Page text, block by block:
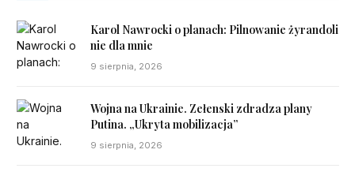
Karol Nawrocki o planach: Pilnowanie żyrandoli
nie dla mnie
9 sierpnia, 2026
Wojna na Ukrainie. Zełenski zdradza plany
Putina. „Ukryta mobilizacja”
9 sierpnia, 2026